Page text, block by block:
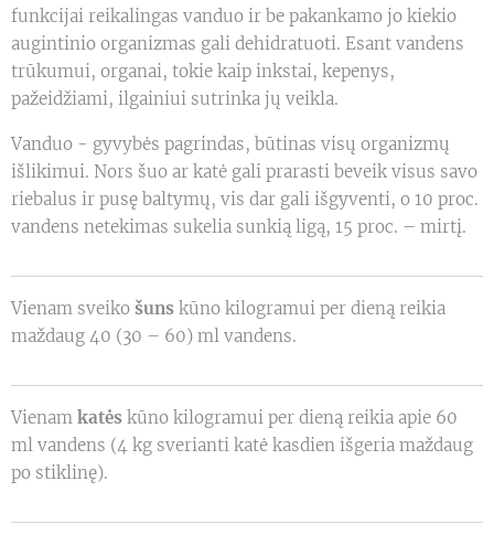
funkcijai reikalingas vanduo ir be pakankamo jo kiekio
augintinio organizmas gali dehidratuoti. Esant vandens
trūkumui, organai, tokie kaip inkstai, kepenys,
pažeidžiami, ilgainiui sutrinka jų veikla.
Vanduo - gyvybės pagrindas, būtinas visų organizmų
išlikimui. Nors šuo ar katė gali prarasti beveik visus savo
riebalus ir pusę baltymų, vis dar gali išgyventi, o 10 proc.
vandens netekimas sukelia sunkią ligą, 15 proc. – mirtį.
Vienam sveiko šuns kūno kilogramui per dieną reikia
maždaug 40 (30 – 60) ml vandens.
Vienam katės kūno kilogramui per dieną reikia apie 60
ml vandens (4 kg sverianti katė kasdien išgeria maždaug
po stiklinę).